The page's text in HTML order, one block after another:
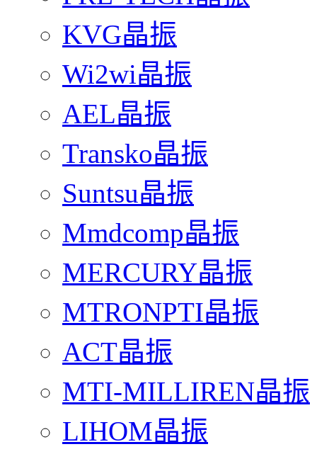
KVG晶振
Wi2wi晶振
AEL晶振
Transko晶振
Suntsu晶振
Mmdcomp晶振
MERCURY晶振
MTRONPTI晶振
ACT晶振
MTI-MILLIREN晶振
LIHOM晶振